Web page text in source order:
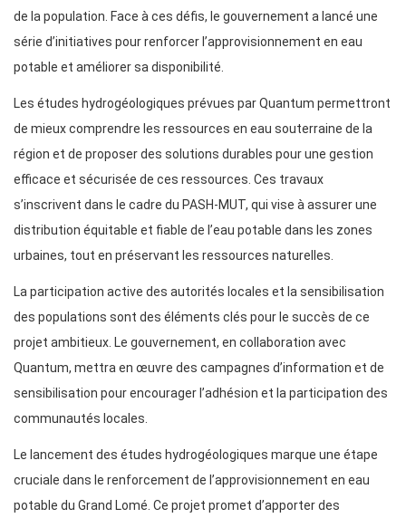
de la population. Face à ces défis, le gouvernement a lancé une
série d’initiatives pour renforcer l’approvisionnement en eau
potable et améliorer sa disponibilité.
Les études hydrogéologiques prévues par Quantum permettront
de mieux comprendre les ressources en eau souterraine de la
région et de proposer des solutions durables pour une gestion
efficace et sécurisée de ces ressources. Ces travaux
s’inscrivent dans le cadre du PASH-MUT, qui vise à assurer une
distribution équitable et fiable de l’eau potable dans les zones
urbaines, tout en préservant les ressources naturelles.
La participation active des autorités locales et la sensibilisation
des populations sont des éléments clés pour le succès de ce
projet ambitieux. Le gouvernement, en collaboration avec
Quantum, mettra en œuvre des campagnes d’information et de
sensibilisation pour encourager l’adhésion et la participation des
communautés locales.
Le lancement des études hydrogéologiques marque une étape
cruciale dans le renforcement de l’approvisionnement en eau
potable du Grand Lomé. Ce projet promet d’apporter des